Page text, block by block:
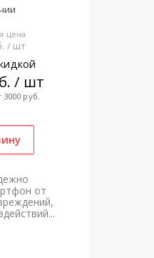
цена
/ шт
/ шт
3000 руб.
от